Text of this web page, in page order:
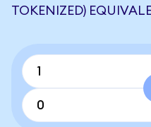
TOKENIZED)